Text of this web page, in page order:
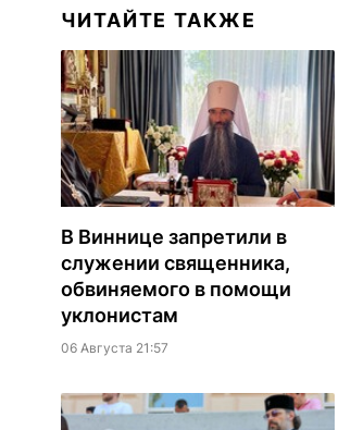
ЧИТАЙТЕ ТАКЖЕ
В Виннице запретили в
служении священника,
обвиняемого в помощи
уклонистам
06 Августа 21:57